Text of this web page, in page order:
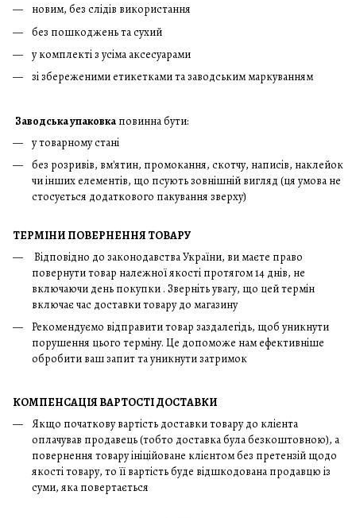
новим, без слідів використання
без пошкоджень та сухий
у комплекті з усіма аксесуарами
зі збереженими етикетками та заводським маркуванням
Заводська упаковка повинна бути:
у товарному стані
без розривів, вм'ятин, промокання, скотчу, написів, наклейок
чи інших елементів, що псують зовнішній вигляд (ця умова не
стосується додаткового пакування зверху)
ТЕРМІНИ ПОВЕРНЕННЯ ТОВАРУ
Відповідно до законодавства України, ви маєте право
повернути товар належної якості протягом 14 днів, не
включаючи день покупки . Зверніть увагу, що цей термін
включає час доставки товару до магазину
Рекомендуємо відправити товар заздалегідь, щоб уникнути
порушення цього терміну. Це допоможе нам ефективніше
обробити ваш запит та уникнути затримок
КОМПЕНСАЦІЯ ВАРТОСТІ ДОСТАВКИ
Якщо початкову вартість доставки товару до клієнта
оплачував продавець (тобто доставка була безкоштовною), а
повернення товару ініційоване клієнтом без претензій щодо
якості товару, то її вартість буде відшкодована продавцю із
суми, яка повертається